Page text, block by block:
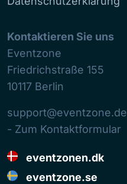
Kontaktieren Sie uns
Eventzone
Friedrichstraße 155
10117 Berlin
support@eventzone.de
- Zum Kontaktformular
eventzonen.dk
eventzone.se